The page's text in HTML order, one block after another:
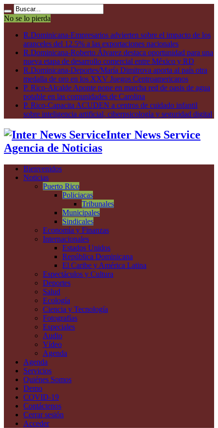
No se lo pierda
R.Dominicana-Empresarios advierten sobre el impacto de los
aranceles del 12.5% a las exportaciones nacionales
R.Dominicana-Roberto Álvarez destaca oportunidad para una
nueva etapa de desarrollo comercial entre México y RD
R.Dominicana-Deportes/María Dimitrova aporta al país otra
medalla de oro en los XXV Juegos Centroamericanos
P. Rico-Alcalde Aponte pone en marcha red de oasis de agua
potable en las comunidades de Carolina
P. Rico-Capacita ACUDEN a centros de cuidado infantil
sobre inteligencia artificial, ciberpsicología y seguridad digital
Inter News Service
Agencia de Noticias
Bienvenidos
Noticias
Puerto Rico
Policiacas
Tribunales
Municipales
Sindicales
Economía y Finanzas
Internacionales
Estados Unidos
República Dominicana
El Caribe y América Latina
Espectáculos y Cultura
Deportes
Salud
Ecología
Ciencia y Tecnología
Fotografías
Especiales
Audio
Vídeo
Agenda
Agenda
Servicios
Quiénes Somos
Demo
COVID-19
Contáctenos
Cerrar sesión
Acceder